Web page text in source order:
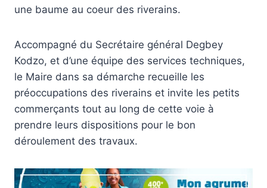
une baume au coeur des riverains.
Accompagné du Secrétaire général Degbey
Kodzo, et d’une équipe des services techniques,
le Maire dans sa démarche recueille les
préoccupations des riverains et invite les petits
commerçants tout au long de cette voie à
prendre leurs dispositions pour le bon
déroulement des travaux.